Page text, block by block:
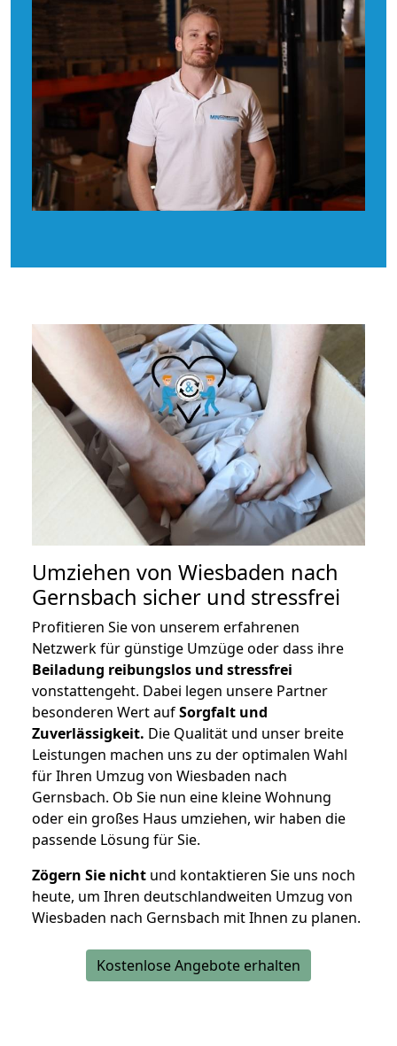
Umziehen von Wiesbaden nach
Gernsbach sicher und stressfrei
Profitieren Sie von unserem erfahrenen
Netzwerk für günstige Umzüge oder dass ihre
Beiladung reibungslos und stressfrei
vonstattengeht. Dabei legen unsere Partner
besonderen Wert aufSorgfalt und
Zuverlässigkeit. Die Qualität und unser breite
Leistungen machen uns zu der optimalen Wahl
für Ihren Umzug von Wiesbaden nach
Gernsbach. Ob Sie nun eine kleine Wohnung
oder ein großes Haus umziehen, wir haben die
passende Lösung für Sie.
Zögern Sie nicht und kontaktieren Sie uns noch
heute, um Ihren deutschlandweiten Umzug von
Wiesbaden nach Gernsbach mit Ihnen zu planen.
Kostenlose Angebote erhalten